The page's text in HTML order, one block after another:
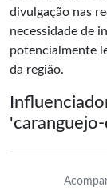
divulgação nas
necessidade de
potencialmente
da região.